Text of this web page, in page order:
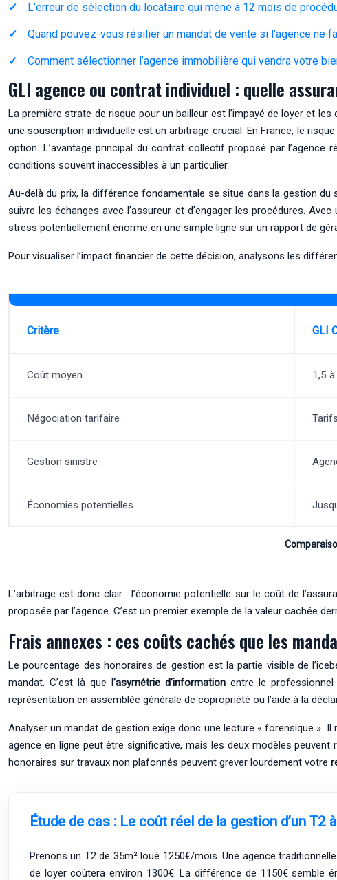
L’erreur de sélection du locataire qui mène à 12 mois de
Quand pouvez-vous résilier un mandat de vente si l’agence ne
Comment sélectionner l’agence immobilière qui vendra votre
GLI agence ou contrat individuel : quelle
La première strate de risque pour un bailleur est l’impayé de loyer et
une souscription individuelle est un arbitrage crucial. En France, le
option. L’avantage principal du contrat collectif proposé par l’agence
conditions souvent inaccessibles à un particulier.
Au-delà du prix, la différence fondamentale se situe dans la gestion du
suivre les échanges avec l’assureur et d’engager les procédures.
stress potentiellement énorme en une simple ligne sur un rapport de
Pour visualiser l’impact financier de cette décision, analysons les
Critère GLI
Coût moyen 1,5 à
Négociation tarifaire
Gestion sinistre
Économies potentielles
L’arbitrage est donc clair : l’économie potentielle sur le coût de
proposée par l’agence. C’est un premier exemple de la valeur cachée
Frais annexes : ces coûts cachés que les
Le pourcentage des honoraires de gestion est la partie visible de
mandat. C’est là que
l’asymétrie d’information entre le
représentation en assemblée générale de copropriété ou l’aide à la
Analyser un mandat de gestion exige donc une lecture « forensique ».
agence en ligne peut être significative, mais les deux modèles
honoraires sur travaux non plafonnés peuvent grever lourdement votre
Étude de cas : Le coût réel de la gestion d’un T2
Prenons un T2 de 35m² loué 1250€/mois. Une agence
de loyer coûtera environ 1300€. La différence de 1150€ semble